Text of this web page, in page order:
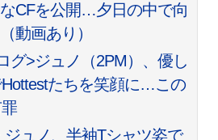
CFを公開…夕日の中で向
動画あり）
グ>ジュノ（2PM）、優し
たちを笑顔に…この
ジュノ、半袖Tシャツ姿で